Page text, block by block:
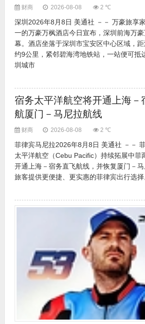
财商 2026-08-08 2 ℃
深圳2026年8月8日 美通社 －－ 万豪旅享
一的万豪万枫酒店今日宣布，深圳前海万
幕。酒店坐落于深圳市宝安区中心区域，
约9公里，紧邻碧海湾地铁站，一站便可抵
圳城市
宿务太平洋航空将开通上海－
航厦门－马尼拉航线
财商 2026-08-08 2 ℃
菲律宾马尼拉2026年8月8日 美通社 －－
太平洋航空（Cebu Pacific）持续拓展中菲
开通上海－宿务直飞航线，并恢复厦门－
旅客提供更便捷、更实惠的菲律宾出行选